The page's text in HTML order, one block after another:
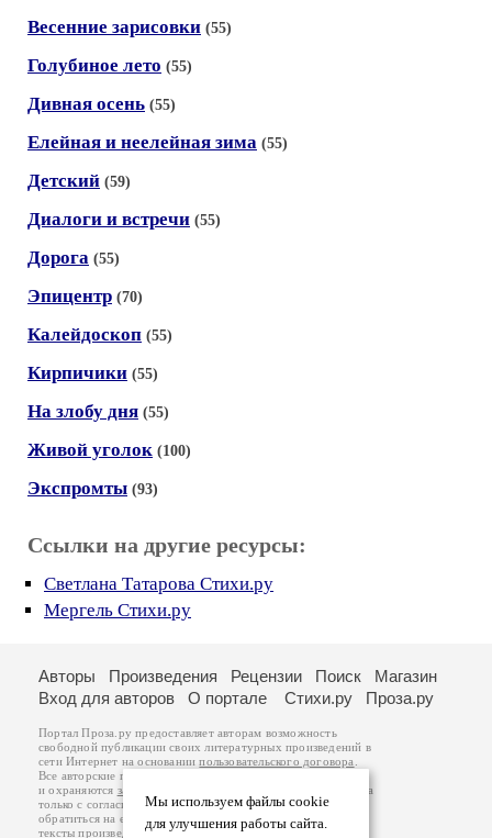
Весенние зарисовки (55)
Голубиное лето (55)
Дивная осень (55)
Елейная и неелейная зима (55)
Детский (59)
Диалоги и встречи (55)
Дорога (55)
Эпицентр (70)
Калейдоскоп (55)
Кирпичики (55)
На злобу дня (55)
Живой уголок (100)
Экспромты (93)
Ссылки на другие ресурсы:
Светлана Татарова Стихи.ру
Мергель Стихи.ру
Мы используем файлы cookie
для улучшения работы сайта.
Авторы Произведения Рецензии Поиск
Магазин
Вход для авторов
О портале Стихи.ру Проза.ру
Портал Проза.ру предоставляет авторам возможность
свободной публикации своих литературных произведений в
сети Интернет на основаниипользовательского договора
Все авторские права на произведения принадлежат авторам
и охраняются законом
. Перепечатка произведений возможна
только с согласия его автора, к которому вы можете
обратиться на его авторской странице. Ответственность за
тексты произведений авторы несут самостоятельно на